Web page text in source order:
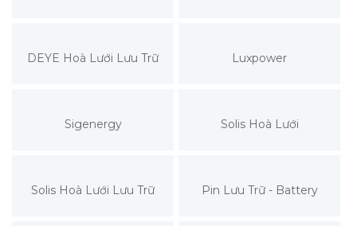
DEYE Hoà Lưới Lưu Trữ Luxpower
Sigenergy Solis Hoà Lưới
Solis Hoà Lưới Lưu Trữ Pin Lưu Trữ - Battery